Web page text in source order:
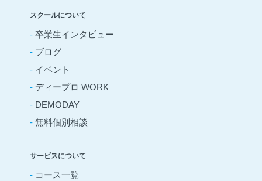
スクールについて
- 卒業生インタビュー
- ブログ
- イベント
- ディープロ WORK
- DEMODAY
- 無料個別相談
サービスについて
- コース一覧